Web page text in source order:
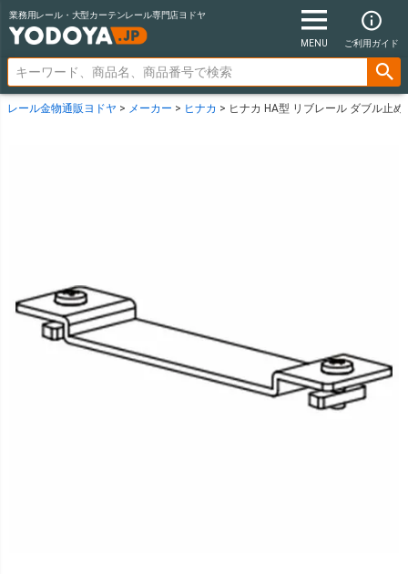
業務用レール・大型カーテンレール専門店ヨドヤ
MENU ご利用ガイド
レール金物通販ヨドヤ メーカー ヒナカ ヒナカ HA型 リブレール ダブル止